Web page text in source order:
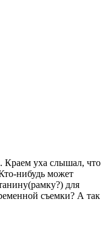
Краем уха слышал, что
нибудь может
для
съемки? А так